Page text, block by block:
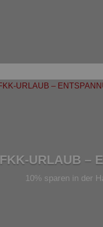
FKK-URLAUB –
10% sparen in der